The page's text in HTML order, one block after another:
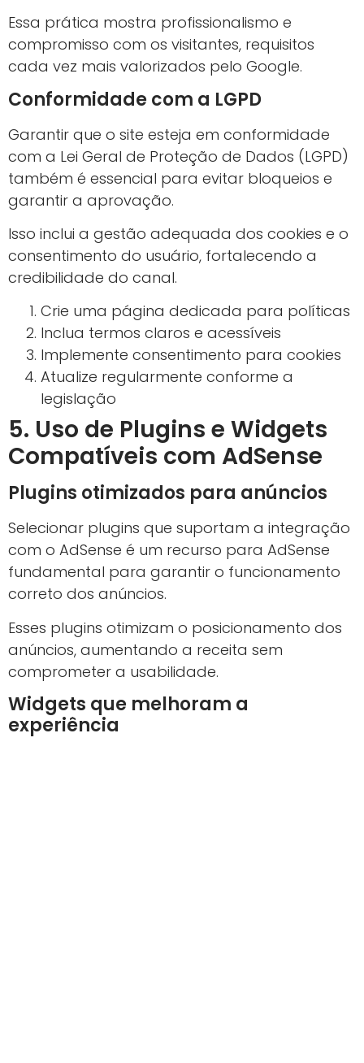
Essa prática mostra profissionalismo e
compromisso com os visitantes, requisitos
cada vez mais valorizados pelo Google.
Conformidade com a LGPD
Garantir que o site esteja em conformidade
com a Lei Geral de Proteção de Dados (LGPD)
também é essencial para evitar bloqueios e
garantir a aprovação.
Isso inclui a gestão adequada dos cookies e o
consentimento do usuário, fortalecendo a
credibilidade do canal.
Crie uma página dedicada para políticas
Inclua termos claros e acessíveis
Implemente consentimento para cookies
Atualize regularmente conforme a
legislação
5. Uso de Plugins e Widgets
Compatíveis com AdSense
Plugins otimizados para anúncios
Selecionar plugins que suportam a integração
com o AdSense é um recurso para AdSense
fundamental para garantir o funcionamento
correto dos anúncios.
Esses plugins otimizam o posicionamento dos
anúncios, aumentando a receita sem
comprometer a usabilidade.
Widgets que melhoram a
experiência